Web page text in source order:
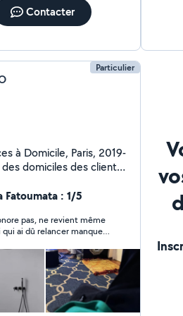
Contacter
Particulier
à Domicile, Paris, 2019-
domiciles des clients,
et le repassage.
tâches de la vie
des courses, la
besoins et préférences
d'un environnement
âgés ou
de leurs spécificités et
du linge de maison, du
placards. Soutien
Fatoumata : 1/5
pas, ne revient même
ai dû relancer manque
total.